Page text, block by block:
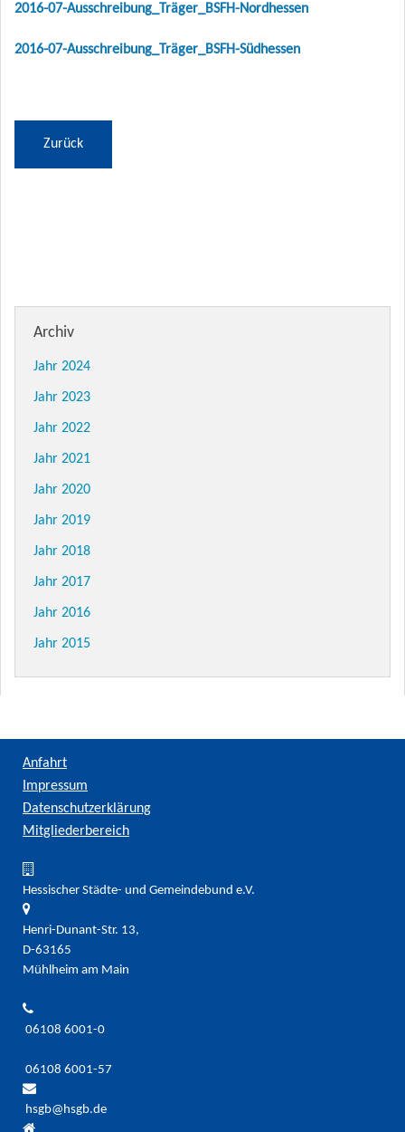
2016-07-Ausschreibung_Träger_BSFH-Nordhessen
2016-07-Ausschreibung_Träger_BSFH-Südhessen
Zurück
Archiv
Jahr 2024
Jahr 2023
Jahr 2022
Jahr 2021
Jahr 2020
Jahr 2019
Jahr 2018
Jahr 2017
Jahr 2016
Jahr 2015
Anfahrt
Impressum
Datenschutzerklärung
Mitgliederbereich
Hessischer Städte- und Gemeindebund e.V.
Henri-Dunant-Str. 13,
D-63165
Mühlheim am Main
06108 6001-0
06108 6001-57
hsgb@hsgb.de